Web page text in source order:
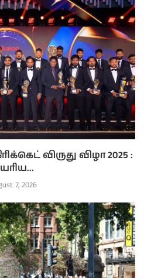
விருது விழா 2025 :
7, 2026